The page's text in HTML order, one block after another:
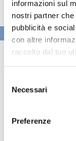
informazioni sul
nostri partner
pubblicità e
con altre
raccolto dal tuo
delNecessari
Preferenze
VAI ALLA SEZIONE